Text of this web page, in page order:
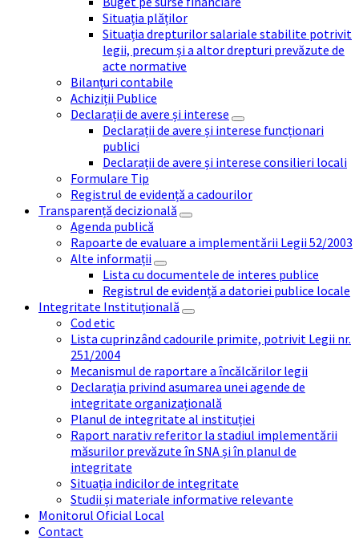
Situația plăților
Situația drepturilor salariale stabilite potrivit
legii, precum și a altor drepturi prevăzute de
acte normative
Bilanțuri contabile
Achiziții Publice
Declarații de avere și interese
Declarații de avere și interese funcționari
publici
Declarații de avere și interese consilieri locali
Formulare Tip
Registrul de evidență a cadourilor
Transparență decizională
Agenda publică
Rapoarte de evaluare a implementării Legii 52/2003
Alte informații
Lista cu documentele de interes publice
Registrul de evidență a datoriei publice locale
Integritate Instituțională
Cod etic
Lista cuprinzând cadourile primite, potrivit Legii nr.
251/2004
Mecanismul de raportare a încălcărilor legii
Declarația privind asumarea unei agende de
integritate organizațională
Planul de integritate al instituției
Raport narativ referitor la stadiul implementării
măsurilor prevăzute în SNA și în planul de
integritate
Situația indicilor de integritate
Studii și materiale informative relevante
Monitorul Oficial Local
Contact